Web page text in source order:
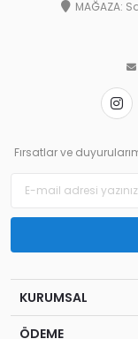
MAĞAZA:
Fırsatlar ve
KURUMSAL
ÖDEME